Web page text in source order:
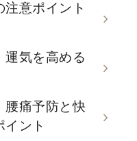
意ポイント
運気を高める
腰痛予防と快
ント